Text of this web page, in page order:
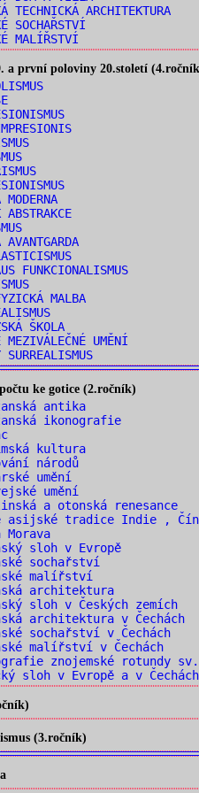
ARCHITEKTURA
MALÍŘSTVÍ
a první poloviny 20.století
FUNKCIONALISMUS
MALBA
ŠKOLA
UMĚNÍ
ke gotice (2.ročník)
antika
ikonografie
kultura
národů
umění
umění
a otonská renesance
asijské tradice Indie ,
sloh v Evropě
sochařství
malířství
architektura
sloh v Českých zemích
architektura v Čechách
sochařství v Čechách
malířství v Čechách
znojemské rotundy
sloh v Evropě a v
(3.ročník)